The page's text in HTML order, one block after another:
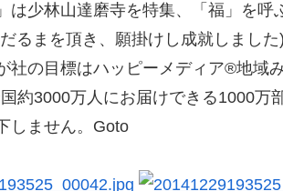
少林山達磨寺を特集、「福」を呼
るまを頂き、願掛けし成就しました)
社の目標はハッピーメディア®地域
約3000万人にお届けできる1000万
しません。Goto